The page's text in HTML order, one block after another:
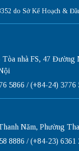
do Sở Kế Hoạch &
Tòa nhà FS, 47 Đường
5866 / (+84-24) 3776
Năm, Phường
8886 / (+84-23) 6361